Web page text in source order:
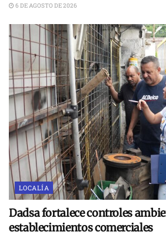
6 DE AGOSTO DE 2026
LOCALÍA
Dadsa fortalece controles
establecimientos comerciales